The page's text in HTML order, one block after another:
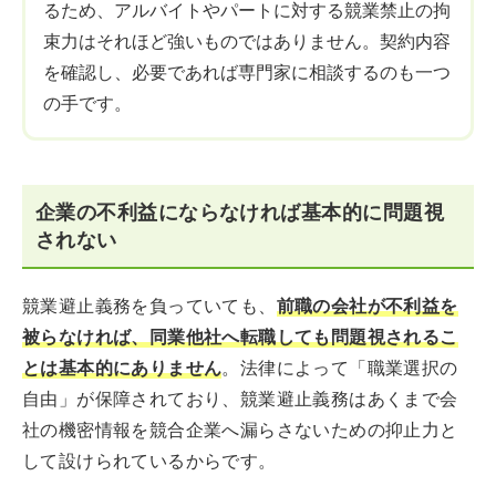
るため、アルバイトやパートに対する競業禁止の拘
束力はそれほど強いものではありません。契約内容
を確認し、必要であれば専門家に相談するのも一つ
の手です。
企業の不利益にならなければ基本的に問題視
されない
競業避止義務を負っていても、 前職の会社が不利益を
被らなければ、同業他社へ転職しても問題視されるこ
とは基本的にありません。法律によって「職業選択の
自由」が保障されており、競業避止義務はあくまで会
社の機密情報を競合企業へ漏らさないための抑止力と
して設けられているからです。